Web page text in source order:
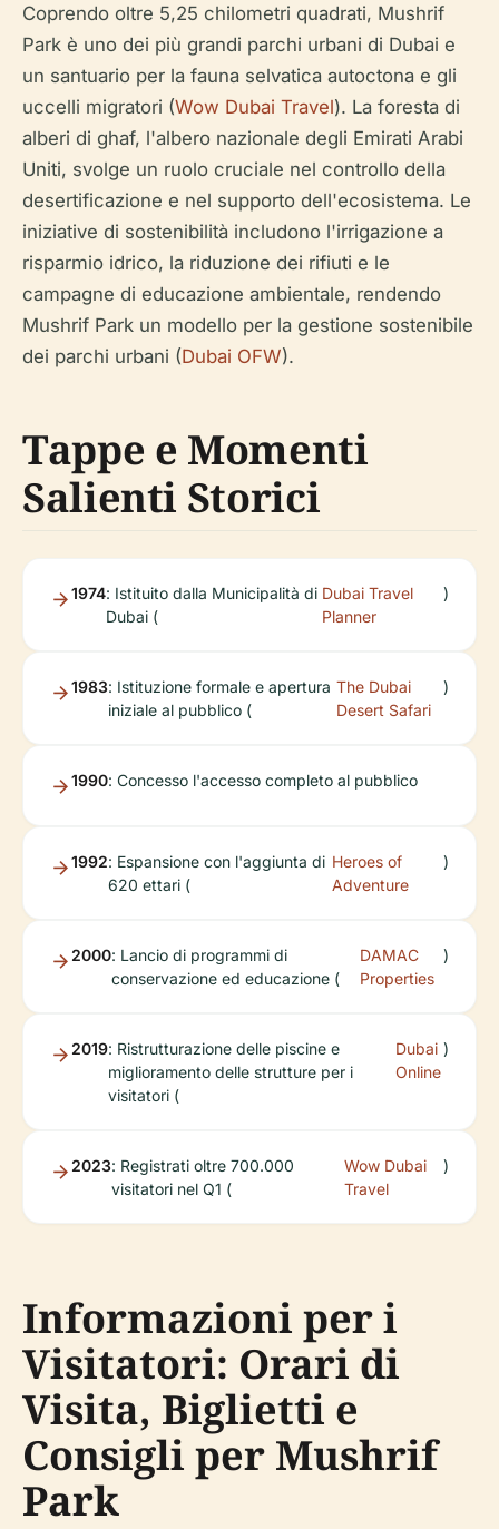
Coprendo oltre 5,25 chilometri quadrati, Mushrif
Park è uno dei più grandi parchi urbani di Dubai e
un santuario per la fauna selvatica autoctona e gli
uccelli migratori (Wow Dubai Travel). La foresta di
alberi di ghaf, l'albero nazionale degli Emirati Arabi
Uniti, svolge un ruolo cruciale nel controllo della
desertificazione e nel supporto dell'ecosistema. Le
iniziative di sostenibilità includono l'irrigazione a
risparmio idrico, la riduzione dei rifiuti e le
campagne di educazione ambientale, rendendo
Mushrif Park un modello per la gestione sostenibile
dei parchi urbani (Dubai OFW).
Tappe e Momenti
Salienti Storici
1974: Istituito dalla Municipalità di
Dubai (
Dubai Travel
Planner
)
1983: Istituzione formale e apertura
iniziale al pubblico (
The Dubai
Desert Safari
)
1990: Concesso l'accesso completo al pubblico
1992: Espansione con l'aggiunta di
620 ettari (
Heroes of
Adventure
)
2000: Lancio di programmi di
conservazione ed educazione (
DAMAC
Properties
)
2019: Ristrutturazione delle piscine e
miglioramento delle strutture per i
visitatori (
Dubai
Online
)
2023: Registrati oltre 700.000
visitatori nel Q1 (
Wow Dubai
Travel
)
Informazioni per i
Visitatori: Orari di
Visita, Biglietti e
Consigli per Mushrif
Park